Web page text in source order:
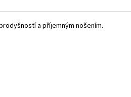
a příjemným nošením.